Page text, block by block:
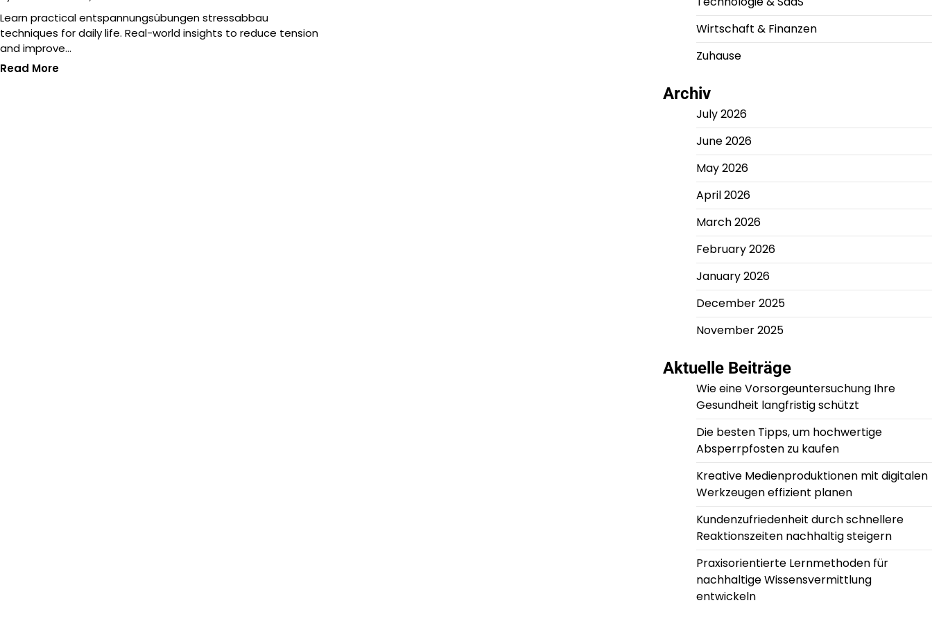
Learn practical entspannungsübungen stressabbau
techniques for daily life. Real-world insights to reduce tension
and improve…
Read More
Wirtschaft & Finanzen
Zuhause
Archiv
July 2026
June 2026
May 2026
April 2026
March 2026
February 2026
January 2026
December 2025
November 2025
Aktuelle Beiträge
Wie eine Vorsorgeuntersuchung Ihre
Gesundheit langfristig schützt
Die besten Tipps, um hochwertige
Absperrpfosten zu kaufen
Kreative Medienproduktionen mit digitalen
Werkzeugen effizient planen
Kundenzufriedenheit durch schnellere
Reaktionszeiten nachhaltig steigern
Praxisorientierte Lernmethoden für
nachhaltige Wissensvermittlung
entwickeln